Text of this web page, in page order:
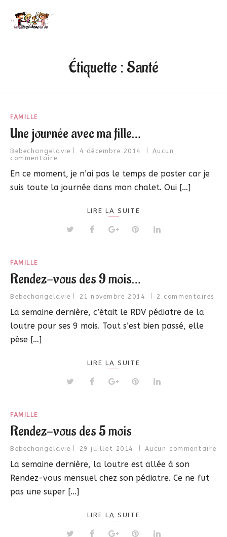
Étiquette : Santé
FAMILLE
Une journée avec ma fille…
Bebechangelavie 4 décembre 2014
Aucun
commentaire
En ce moment, je n’ai pas le temps de poster car je
suis toute la journée dans mon chalet. Oui […]
LIRE LA SUITE
FAMILLE
Rendez-vous des 9 mois…
Bebechangelavie 21 novembre 2014 2 commentaires
La semaine dernière, c’était le RDV pédiatre de la
loutre pour ses 9 mois. Tout s’est bien passé, elle
pèse […]
LIRE LA SUITE
FAMILLE
Rendez-vous des 5 mois
Bebechangelavie 29 juillet 2014 Aucun commentaire
La semaine dernière, la loutre est allée à son
Rendez-vous mensuel chez son pédiatre. Ce ne fut
pas une super […]
LIRE LA SUITE